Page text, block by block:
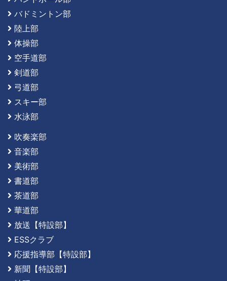
バドミントン部
陸上部
体操部
空手道部
剣道部
弓道部
スキー部
水泳部
吹奏楽部
音楽部
美術部
書道部
茶道部
華道部
放送【特設部】
ESSクラブ
応援指導部【特設部】
新聞【特設部】